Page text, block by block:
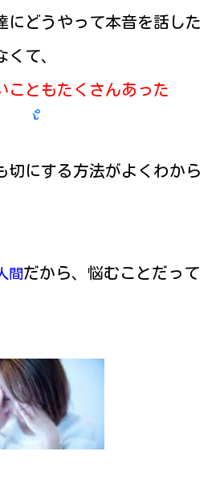
にどうやって本音を話した
て、
こともたくさんあった
切にする方法がよくわから
間だから、悩むことだって